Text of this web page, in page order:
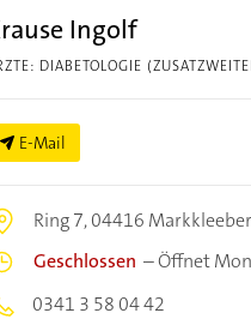
Ingolf
DIABETOLOGIE
E-Mail
Ring 7,04416
Geschlossen –Öffnet
0341 3 58 04 42